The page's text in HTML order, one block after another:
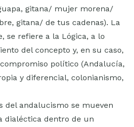
gitana/ mujer morena/
gitana/ de tus cadenas). La
se refiere a la Lógica, a lo
del concepto y, en su caso,
político (Andalucía,
y diferencial, colonianismo,
del andalucismo se mueven
dialéctica dentro de un